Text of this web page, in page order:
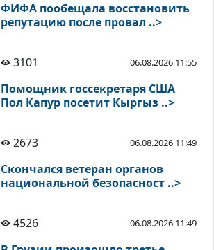
ФИФА пообещала восстановить
репутацию после провал ..>
3101 06.08.2026 11:55
Помощник госсекретаря США
Пол Капур посетит Кыргыз ..>
2673 06.08.2026 11:49
Скончался ветеран органов
национальной безопасност ..>
4526 06.08.2026 11:49